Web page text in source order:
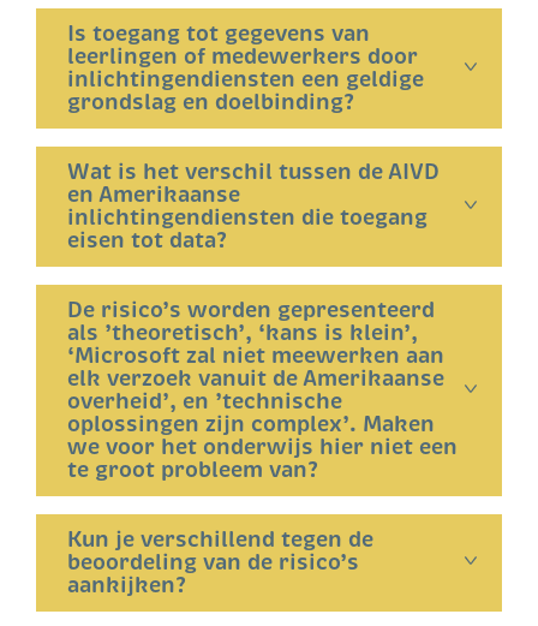
Is toegang tot gegevens van
leerlingen of medewerkers door
inlichtingendiensten een geldige
grondslag en doelbinding?
Wat is het verschil tussen de AIVD
en Amerikaanse
inlichtingendiensten die toegang
eisen tot data?
De risico’s worden gepresenteerd
als ’theoretisch’, ‘kans is klein’,
‘Microsoft zal niet meewerken aan
elk verzoek vanuit de Amerikaanse
overheid’, en ’technische
oplossingen zijn complex’. Maken
we voor het onderwijs hier niet een
te groot probleem van?
Kun je verschillend tegen de
beoordeling van de risico’s
aankijken?